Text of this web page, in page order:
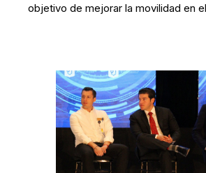
objetivo de mejorar la movilidad en